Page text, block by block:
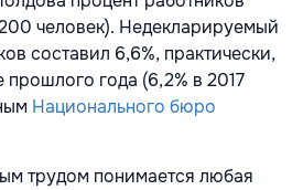
человек). Недекларируемый
составил 6,6%, практически,
прошлого года (6,2% в 2017
Национального бюро
трудом понимается любая